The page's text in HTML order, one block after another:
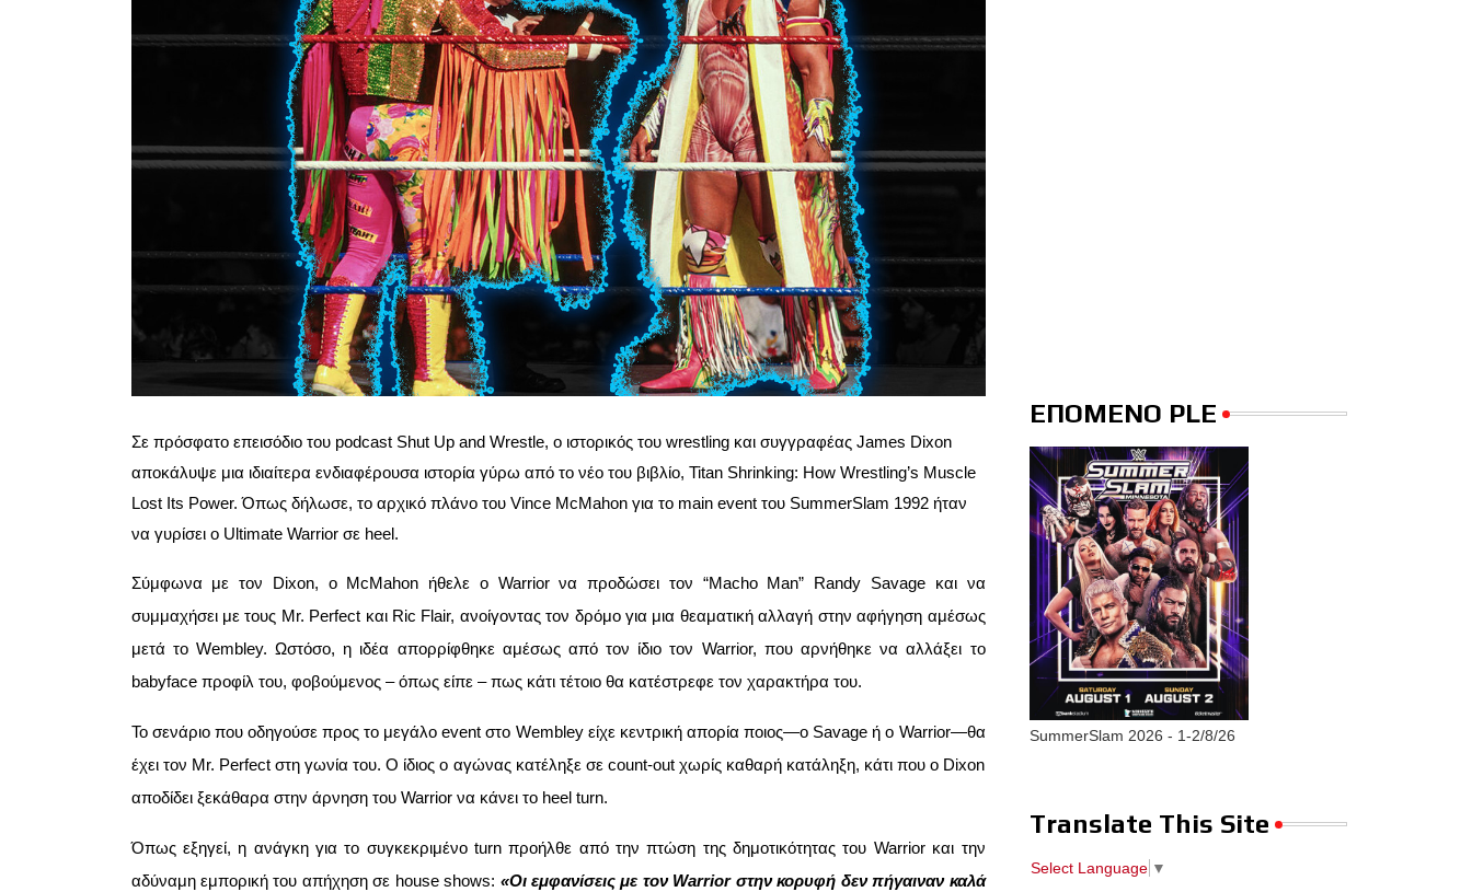
Σε πρόσφατο επεισόδιο του podcast Shut Up and Wrestle, ο ιστορικός του wrestling και συγγραφέας James Dixon
αποκάλυψε μια ιδιαίτερα ενδιαφέρουσα ιστορία γύρω από το νέο του βιβλίο, Titan Shrinking: How Wrestling’s Muscle
Lost Its Power. Όπως δήλωσε, το αρχικό πλάνο του Vince McMahon για το main event του SummerSlam 1992 ήταν
να γυρίσει ο Ultimate Warrior σε heel.
Σύμφωνα με τον Dixon, ο McMahon ήθελε ο Warrior να προδώσει τον “Macho Man” Randy Savage και να
συμμαχήσει με τους Mr. Perfect και Ric Flair, ανοίγοντας τον δρόμο για μια θεαματική αλλαγή στην αφήγηση αμέσως
μετά το Wembley. Ωστόσο, η ιδέα απορρίφθηκε αμέσως από τον ίδιο τον Warrior, που αρνήθηκε να αλλάξει το
babyface προφίλ του, φοβούμενος – όπως είπε – πως κάτι τέτοιο θα κατέστρεφε τον χαρακτήρα του.
Το σενάριο που οδηγούσε προς το μεγάλο event στο Wembley είχε κεντρική απορία ποιος—ο Savage ή ο Warrior—θα
έχει τον Mr. Perfect στη γωνία του. Ο ίδιος ο αγώνας κατέληξε σε count-out χωρίς καθαρή κατάληξη, κάτι που ο Dixon
αποδίδει ξεκάθαρα στην άρνηση του Warrior να κάνει το heel turn.
Όπως εξηγεί, η ανάγκη για το συγκεκριμένο turn προήλθε από την πτώση της δημοτικότητας του Warrior και την
αδύναμη εμπορική του απήχηση σε house shows: «Οι εμφανίσεις με τον Warrior στην κορυφή δεν πήγαιναν καλά
ΕΠΟΜΕΝΟ PLE
SummerSlam 2026 - 1-2/8/26
Translate This Site
Select Language ▼